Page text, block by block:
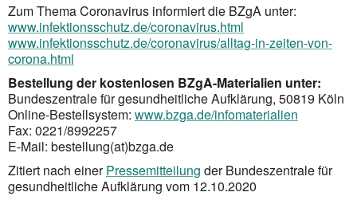
Zum Thema Coronavirus informiert die BZgA unter:
www.infektionsschutz.de/coronavirus.html
www.infektionsschutz.de/coronavirus/alltag-in-zeiten-von-
corona.html
Bestellung der kostenlosen BZgA-Materialien unter:
Bundeszentrale für gesundheitliche Aufklärung, 50819 Köln
Online-Bestellsystem: www.bzga.de/infomaterialien
Fax: 0221/8992257
E-Mail: bestellung(at)bzga.de
Zitiert nach einerPressemitteilung der Bundeszentrale für
gesundheitliche Aufklärung vom 12.10.2020